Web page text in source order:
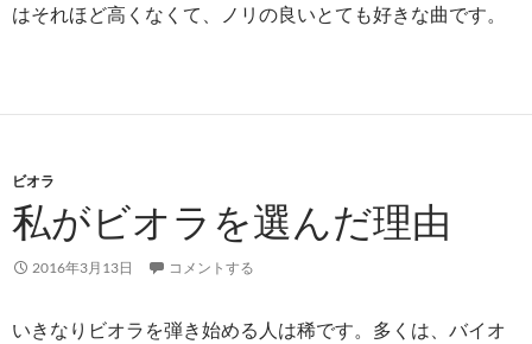
はそれほど高くなくて、ノリの良いとても好きな曲です。
ビオラ
私がビオラを選んだ理由
2016年3月13日 コメントする
いきなりビオラを弾き始める人は稀です。多くは、バイオ